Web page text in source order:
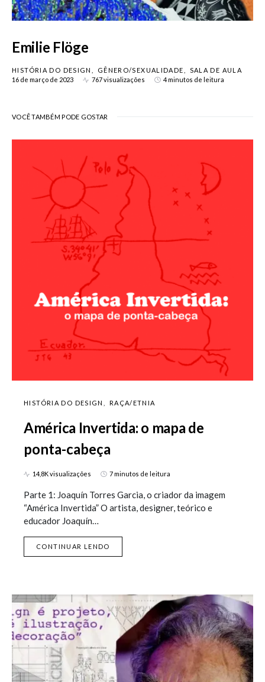
Emilie Flöge
HISTÓRIA DO DESIGN GÊNERO/SEXUALIDADE
SALA DE AULA
16 de março de 2023
767 visualizações 4 minutos de leitura
VOCÊ TAMBÉM PODE GOSTAR
HISTÓRIA DO DESIGN RAÇA/ETNIA
América Invertida: o mapa de
ponta-cabeça
14,8K visualizações 7 minutos de leitura
Parte 1: Joaquín Torres Garcia, o criador da imagem
“América Invertida” O artista, designer, teórico e
educador Joaquín…
CONTINUAR LENDO